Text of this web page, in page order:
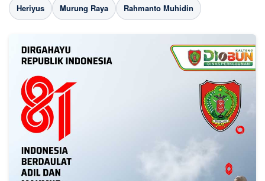
Heriyus Murung Raya Rahmanto Muhidin